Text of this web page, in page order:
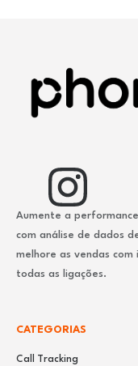
Aumente a
com análise de dados
melhore as vendas
todas as ligações.
CATEGORIAS
Call Tracking